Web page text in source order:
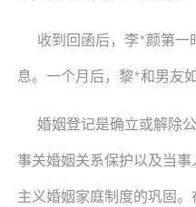
收到回函后， 李*颜第一
息。一个月后， 黎*和男友
婚姻登记是确立或解除
事关婚姻关系保护以及当
主义婚姻家庭制度的巩固。